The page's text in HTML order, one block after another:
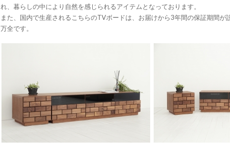
れ、暮らしの中により自然を感じられるアイテムとなっております。
また、国内で生産されるこちらのTVボードは、お届けから3年間の保証期間
万全です。